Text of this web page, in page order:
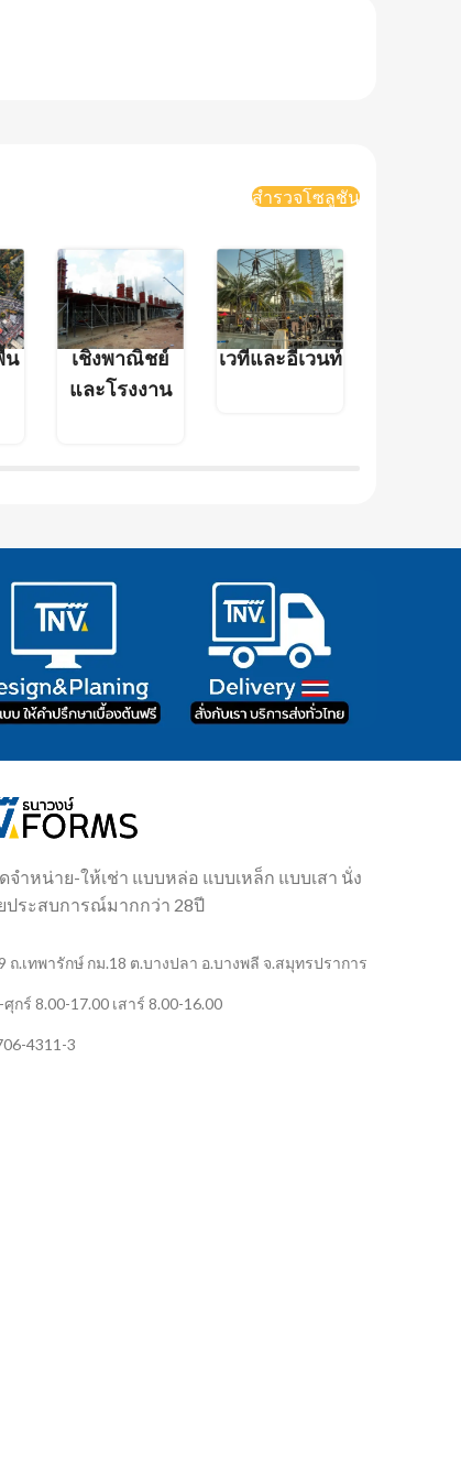
สำรวจโซลูชัน
น
เชิงพาณิชย์
และโรงงาน
เวทีและอีเวนท์
จำหน่าย-ให้เช่า แบบหล่อ แบบเหล็ก แบบเสา นั่ง
ประสบการณ์มากกว่า 28ปี
ถ.เทพารักษ์ กม.18 ต.บางปลา อ.บางพลี จ.สมุทรปราการ
กร์ 8.00-17.00 เสาร์ 8.00-16.00
4311-3